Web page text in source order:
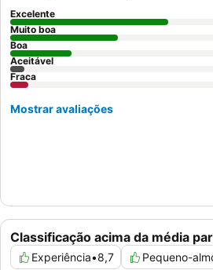
Classificação acima da média
Experiência•8,7 Pequeno-
Excelente
Muito boa
Boa
Aceitável
Fraca
Mostrar avaliações